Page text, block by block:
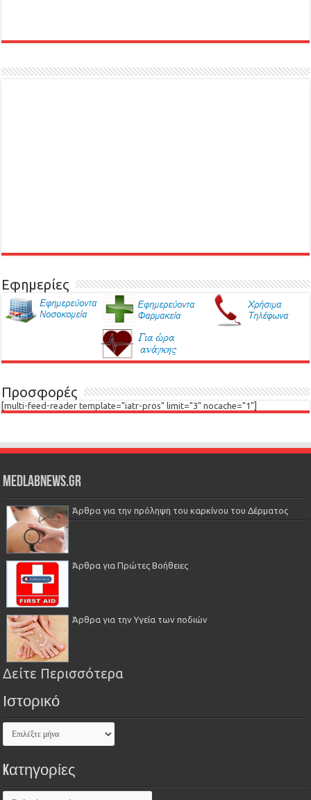
Εφημερίες
Προσφορές
[multi-feed-reader template="iatr-pros" limit="3" nocache="1"]
Medlabnews.gr
Άρθρα για την πρόληψη του καρκίνου του Δέρματος
Άρθρα για Πρώτες Βοήθειες
Άρθρα για την Υγεία των ποδιών
Δείτε Περισσότερα
Ιστορικό
Kατηγορίες